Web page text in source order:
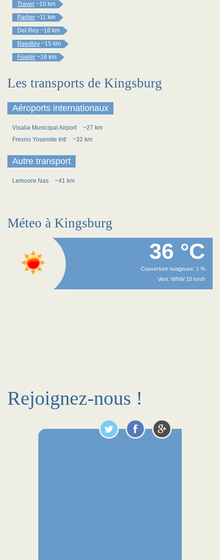
Traver ~10 km
Parlier ~11 km
Del Rey ~16 km
Reedley ~15 km
Fowler ~16 km
Les transports de Kingsburg
Aéroports internationaux
Visalia Municipal Airport
~27 km
Fresno Yosemite Intl
~32 km
Autre transport
Lemoore Nas ~41 km
Méteo à Kingsburg
36 °C
Couverture nuageuse: 1 %
Vent: WNW 10 km/h
Rejoignez-nous !